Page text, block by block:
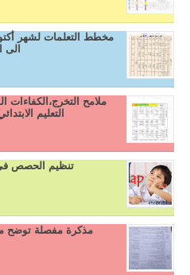
مخطط التعلمات لشهر
الى
ملامح التخرج،الكفاءات
التعليم
تنظيم الحصص في
مذكرة مفصلة توضح